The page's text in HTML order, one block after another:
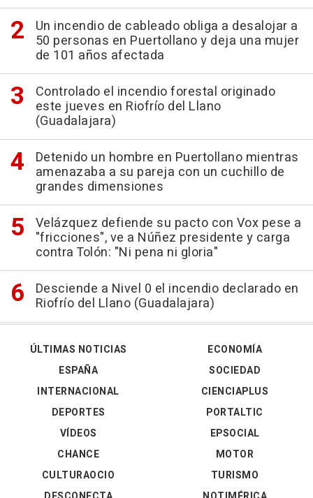
Un incendio de cableado obliga a desalojar a
50 personas en Puertollano y deja una mujer
de 101 años afectada
Controlado el incendio forestal originado
este jueves en Riofrío del Llano
(Guadalajara)
Detenido un hombre en Puertollano mientras
amenazaba a su pareja con un cuchillo de
grandes dimensiones
Velázquez defiende su pacto con Vox pese a
"fricciones", ve a Núñez presidente y carga
contra Tolón: "Ni pena ni gloria"
Desciende a Nivel 0 el incendio declarado en
Riofrío del Llano (Guadalajara)
ÚLTIMAS NOTICIAS
ESPAÑA
INTERNACIONAL
DEPORTES
VÍDEOS
ECONOMÍA
SOCIEDAD
CIENCIAPLUS
PORTALTIC
EPSOCIAL
CHANCE
CULTURAOCIO
MOTOR
TURISMO